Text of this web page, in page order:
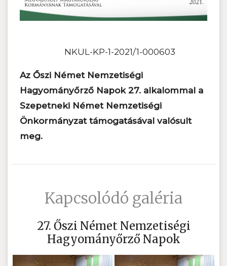
NKUL-KP-1-2021/1-000603
Az Őszi Német Nemzetiségi
Hagyományőrző Napok 27. alkalommal a
Szepetneki Német Nemzetiségi
Önkormányzat támogatásával valósult
meg.
Kapcsolódó galéria
27. Őszi Német Nemzetiségi
Hagyományőrző Napok